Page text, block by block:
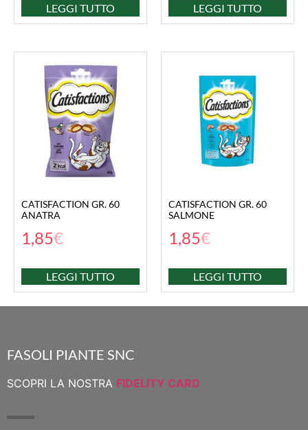
LEGGI TUTTO LEGGI TUTTO
CATISFACTION GR. 60
ANATRA
1,85€
LEGGI TUTTO
CATISFACTION GR. 60
SALMONE
1,85€
LEGGI TUTTO
FASOLI PIANTE SNC
SCOPRI LA NOSTRA FIDELITY CARD